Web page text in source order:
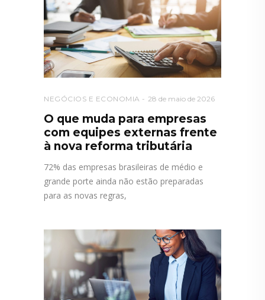
NEGÓCIOS E ECONOMIA 28 de maio de 2026
O que muda para empresas
com equipes externas frente
à nova reforma tributária
72% das empresas brasileiras de médio e
grande porte ainda não estão preparadas
para as novas regras,